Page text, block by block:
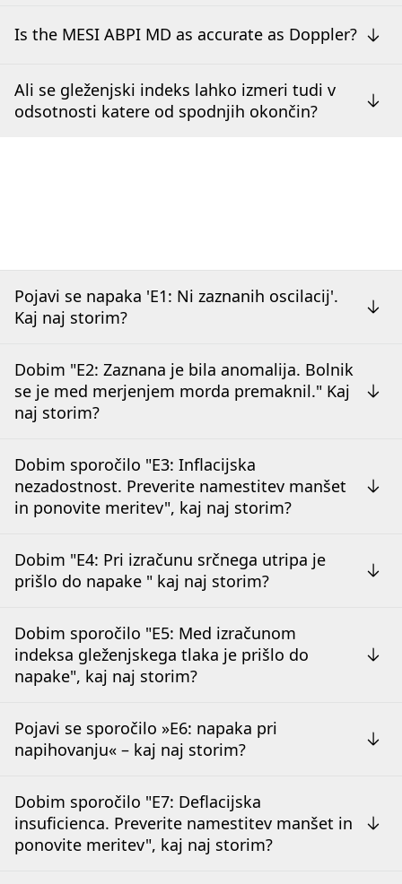
Is the MESI ABPI MD as accurate as Doppler?
Ali se gleženjski indeks lahko izmeri tudi v
odsotnosti katere od spodnjih okončin?
Pojavi se napaka 'E1: Ni zaznanih oscilacij'.
Kaj naj storim?
Dobim "E2: Zaznana je bila anomalija. Bolnik
se je med merjenjem morda premaknil." Kaj
naj storim?
Dobim sporočilo "E3: Inflacijska
nezadostnost. Preverite namestitev manšet
in ponovite meritev", kaj naj storim?
Dobim "E4: Pri izračunu srčnega utripa je
prišlo do napake " kaj naj storim?
Dobim sporočilo "E5: Med izračunom
indeksa gleženjskega tlaka je prišlo do
napake", kaj naj storim?
Pojavi se sporočilo »E6: napaka pri
napihovanju« – kaj naj storim?
Dobim sporočilo "E7: Deflacijska
insuficienca. Preverite namestitev manšet in
ponovite meritev", kaj naj storim?